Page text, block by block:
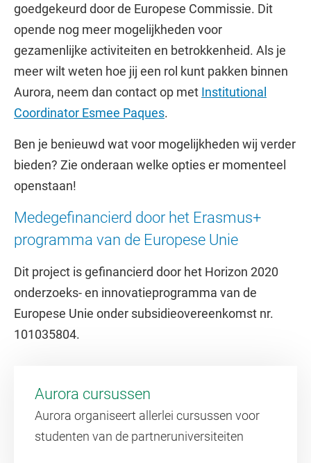
goedgekeurd door de Europese Commissie. Dit
opende nog meer mogelijkheden voor
gezamenlijke activiteiten en betrokkenheid. Als je
meer wilt weten hoe jij een rol kunt pakken binnen
Aurora, neem dan contact op met Institutional
Coordinator Esmee Paques.
Ben je benieuwd wat voor mogelijkheden wij verder
bieden? Zie onderaan welke opties er momenteel
openstaan!
Medegefinancierd door het Erasmus+
programma van de Europese Unie
Dit project is gefinancierd door het Horizon 2020
onderzoeks- en innovatieprogramma van de
Europese Unie onder subsidieovereenkomst nr.
101035804.
Aurora cursussen
Aurora organiseert allerlei cursussen voor
studenten van de partneruniversiteiten